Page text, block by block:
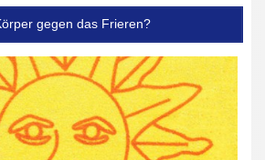
gegen das Frieren?